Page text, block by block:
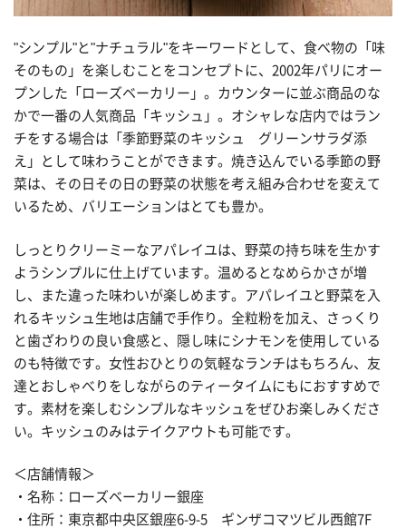
"シンプル"と"ナチュラル"をキーワードとして、食べ物の「味
そのもの」を楽しむことをコンセプトに、2002年パリにオー
プンした「ローズベーカリー」。カウンターに並ぶ商品のな
かで一番の人気商品「キッシュ」。オシャレな店内ではラン
チをする場合は「季節野菜のキッシュ グリーンサラダ添
え」として味わうことができます。焼き込んでいる季節の野
菜は、その日その日の野菜の状態を考え組み合わせを変えて
いるため、バリエーションはとても豊か。
しっとりクリーミーなアパレイユは、野菜の持ち味を生かす
ようシンプルに仕上げています。温めるとなめらかさが増
し、また違った味わいが楽しめます。アパレイユと野菜を入
れるキッシュ生地は店舗で手作り。全粒粉を加え、さっくり
と歯ざわりの良い食感と、隠し味にシナモンを使用している
のも特徴です。女性おひとりの気軽なランチはもちろん、友
達とおしゃべりをしながらのティータイムにもにおすすめで
す。素材を楽しむシンプルなキッシュをぜひお楽しみくださ
い。キッシュのみはテイクアウトも可能です。
＜店舗情報＞
・名称：ローズベーカリー銀座
・住所：東京都中央区銀座6-9-5 ギンザコマツビル西館7F